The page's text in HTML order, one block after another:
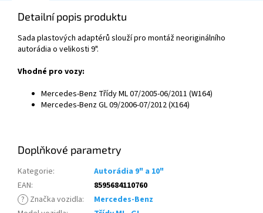
Detailní popis produktu
Sada plastových adaptérů slouží pro montáž neoriginálního
autorádia o velikosti 9".
Vhodné pro vozy:
Mercedes-Benz Třídy ML 07/2005-06/2011 (W164)
Mercedes-Benz GL 09/2006-07/2012 (X164)
Doplňkové parametry
Kategorie:
Autorádia 9" a 10"
EAN:
8595684110760
? Značka vozidla:
Mercedes-Benz